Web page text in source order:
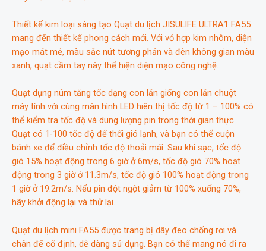
Thiết kế kim loại sáng tạo Quạt du lịch JISULIFE ULTRA1 FA55
mang đến thiết kế phong cách mới. Với vỏ hợp kim nhôm, diện
mạo mát mẻ, màu sắc nút tương phản và đèn không gian màu
xanh, quạt cầm tay này thể hiện diện mạo công nghệ.
Quạt dụng núm tăng tốc dạng con lăn giống con lăn chuột
máy tính với cùng màn hình LED hiên thị tốc độ từ 1 – 100% có
thể kiểm tra tốc độ và dung lượng pin trong thời gian thực.
Quạt có 1-100 tốc độ để thổi gió lạnh, và bạn có thể cuộn
bánh xe để điều chỉnh tốc độ thoải mái. Sau khi sạc, tốc độ
gió 15% hoạt động trong 6 giờ ở 6m/s, tốc độ gió 70% hoạt
động trong 3 giờ ở 11.3m/s, tốc độ gió 100% hoạt động trong
1 giờ ở 19.2m/s. Nếu pin đột ngột giảm từ 100% xuống 70%,
hãy khởi động lại và thử lại.
Quạt du lịch mini FA55 được trang bị dây đeo chống rơi và
chân đế cố định, dễ dàng sử dụng. Bạn có thể mang nó đi ra